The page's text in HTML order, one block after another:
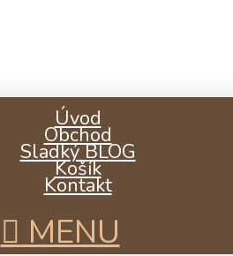
Úvod
Obchod
Sladký BLOG
Košík
Kontakt
MENU